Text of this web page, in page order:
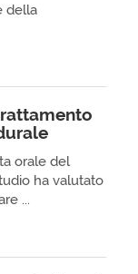
della
orale del
ha valutato
...